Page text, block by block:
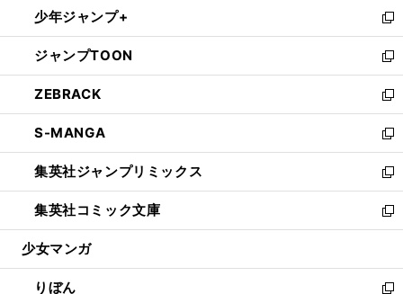
く
で
開
く
ド
ウ
で
開
く
ィ
ン
ド
ウ
で
開
く
い
ウ
ィ
ン
ド
ウ
で
開
く
少年ジャンプ+
新
し
い
ウ
ィ
ン
ド
ウ
で
開
く
ジャンプTOON
新
し
い
ウ
ィ
ン
ド
ウ
で
開
ZEBRACK
新
し
い
ウ
ィ
ン
ド
ウ
開
く
S-MANGA
新
し
い
ウ
ィ
ン
ウ
で
集英社ジャンプリミックス
新
し
い
ウ
ン
ド
集英社コミック文庫
新
し
ウ
ィ
少女マンガ
りぼん